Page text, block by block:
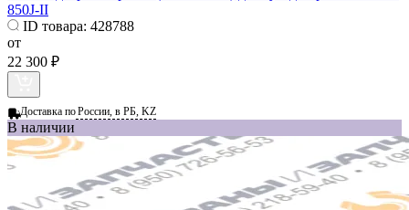
850J-II
ID товара: 428788
от
22 300 ₽
Доставка поРоссии, в РБ, KZ
В наличии